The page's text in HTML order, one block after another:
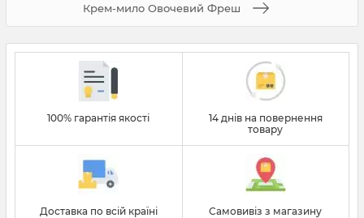
Крем-мило Овочевий Фреш
100% гарантія якості
14 днів на повернення
товару
Доставка по всій країні Самовивіз з магазину